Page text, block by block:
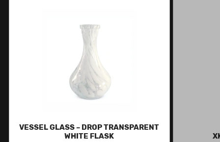
VESSEL GLASS – DROP TRANSPARENT
WHITE FLASK